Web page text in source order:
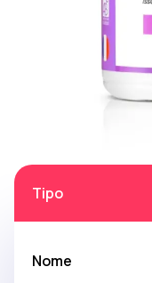
Tipo
Nome